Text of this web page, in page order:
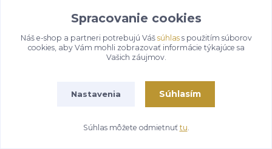
Pridať do košíka
Spracovanie cookies
Náš e-shop a partneri potrebujú Váš súhlass použitím súborov
cookies, aby Vám mohli zobrazovať informácie týkajúce sa
Vašich záujmov.
Nastavenia Súhlasím
Súhlas môžete odmietnuť tu